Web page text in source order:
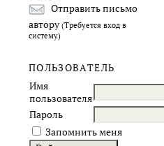
Отправить письмо
автору (Требуется вход в
систему)
ПОЛЬЗОВАТЕЛЬ
Имя
пользователя
Пароль
Запомнить меня